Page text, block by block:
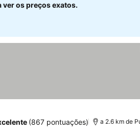
ver os preços exatos.
(867 pontuações) a 2.6 km de